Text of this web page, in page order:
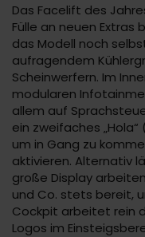
Das Facelift des
Fülle an neuen
das Modell noch
aufragendem
Scheinwerfern. Im
modularen
allem auf
ein zweifaches
um in Gang zu
aktivieren. Alternativ
große Display
und Co. stets bereit,
Cockpit arbeitet rein
Logos im